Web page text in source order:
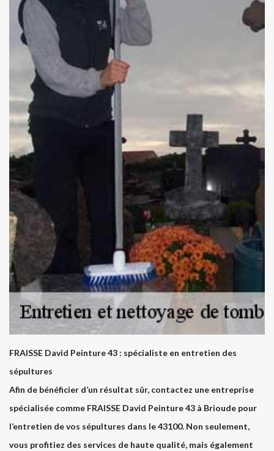
FRAISSE David Peinture 43 : spécialiste en entretien des
sépultures
Afin de bénéficier d’un résultat sûr, contactez une entreprise
spécialisée comme FRAISSE David Peinture 43 à Brioude pour
l’entretien de vos sépultures dans le 43100. Non seulement,
vous profitiez des services de haute qualité, mais également